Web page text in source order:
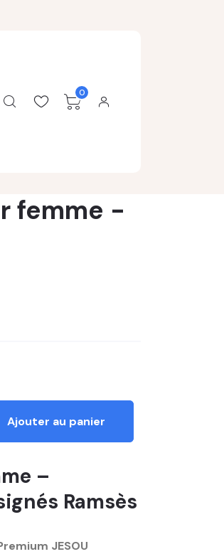
0
femme -
Ajouter au panier
–
Ramsès
JESOU